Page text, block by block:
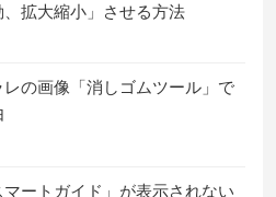
、拡大縮小」させる方法
レの画像「消しゴムツール」で
ートガイド」が表示されない